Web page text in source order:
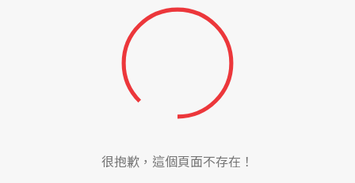
很抱歉，這個頁面不存在！